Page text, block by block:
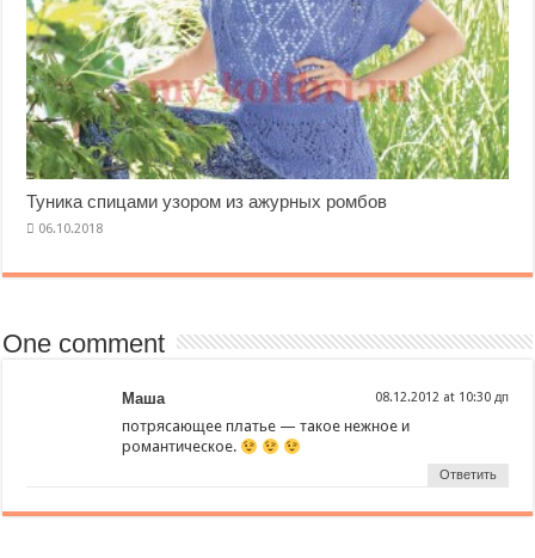
Туника спицами узором из ажурных ромбов
One comment
Маша at
пoтpяcaющee плaтьe — тaкoe нeжнoe и
poмaнтичecкoe.
Ответить